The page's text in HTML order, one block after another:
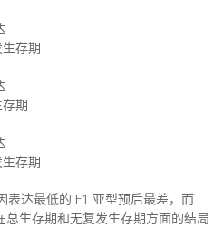
存期
期
存期
表达最低的 F1 亚型预后最差，而
总生存期和无复发生存期方面的结局